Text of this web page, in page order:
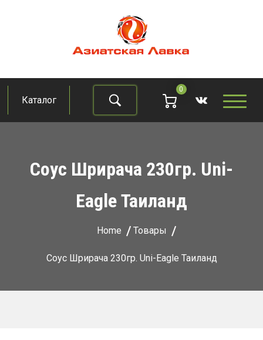
Азиатская лавка
Продукты из восточно-азиатских стран
Каталог
0
Соус Шрирача 230гр. Uni-
Eagle Таиланд
Home Товары
Соус Шрирача 230гр. Uni-Eagle Таиланд